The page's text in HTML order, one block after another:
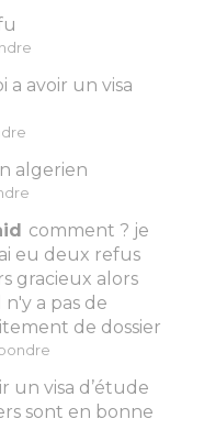
a avoir un visa
algerien
comment ? je
eu deux refus
gracieux alors
a pas de
de dossier
un visa d’étude
sont en bonne